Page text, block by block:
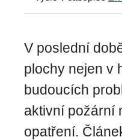
V poslední
plochy nejen v
budoucích
aktivní požární
opatření.